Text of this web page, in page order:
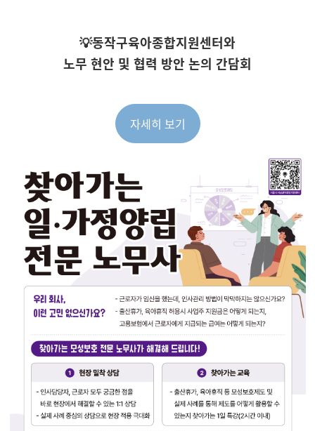
💡동작구육아종합지원센터와
노무 현안 및 협력 방안 논의 간담회
자세히 보기